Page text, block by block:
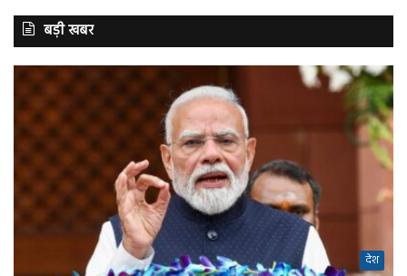
बड़ी खबर
देश